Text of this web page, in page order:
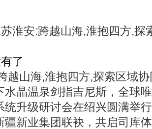
淮安:跨越山海,淮抱四方,探
了
越山海,淮抱四方,探索区域
水晶温泉剑指吉尼斯，全球
统升级研讨会在绍兴圆满举
疆新业集团联袂，共启司库